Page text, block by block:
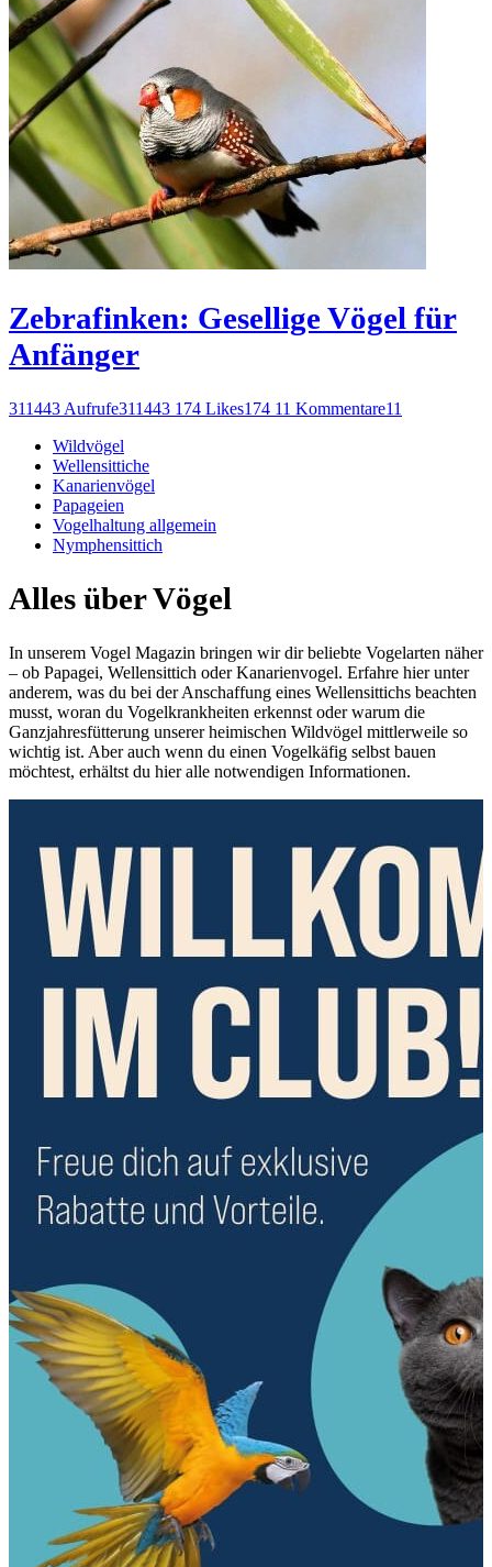
Zebrafinken: Gesellige Vögel für
Anfänger
311443 Aufrufe311443 174 Likes174 11 Kommentare11
Wildvögel
Wellensittiche
Kanarienvögel
Papageien
Vogelhaltung allgemein
Nymphensittich
Alles über Vögel
In unserem Vogel Magazin bringen wir dir beliebte Vogelarten näher
– ob Papagei, Wellensittich oder Kanarienvogel. Erfahre hier unter
anderem, was du bei der Anschaffung eines Wellensittichs beachten
musst, woran du Vogelkrankheiten erkennst oder warum die
Ganzjahresfütterung unserer heimischen Wildvögel mittlerweile so
wichtig ist. Aber auch wenn du einen Vogelkäfig selbst bauen
möchtest, erhältst du hier alle notwendigen Informationen.